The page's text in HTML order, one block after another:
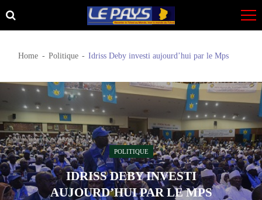
Skip
to
Skip
to
Home Politique Idriss Deby investi aujourd’hui par le Mps
POLITIQUE
IDRISS DEBY INVESTI
AUJOURD’HUI PAR LE MPS